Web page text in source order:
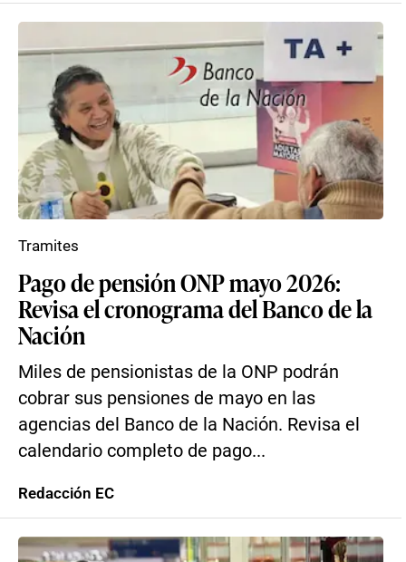
Pago de pensión ONP mayo 2026:
Revisa el cronograma del Banco de la
Nación
Miles de pensionistas de la ONP podrán
cobrar sus pensiones de mayo en las
agencias del Banco de la Nación. Revisa el
calendario completo de pago...
Tramites
Redacción EC